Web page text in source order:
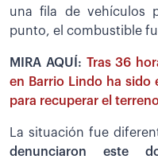
una fila de vehículos
punto, el combustible
MIRA AQUÍ: Tras 36
en Barrio Lindo ha sido
para recuperar el
La situación fue
denunciaron este